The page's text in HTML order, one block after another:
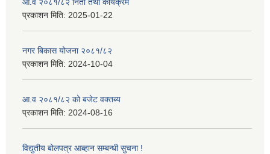
आ.व २०८१/८२ निती तथा कार्यक्रम
प्रकाशन मिति: 2025-01-22
नगर बिकास योजना २०८१/८२
प्रकाशन मिति: 2024-10-04
आ.व २०८१/८२ को बजेट वक्तब्य
प्रकाशन मिति: 2024-08-16
विद्युतीय बोलपत्र आब्हान सम्बन्धी सुचना !